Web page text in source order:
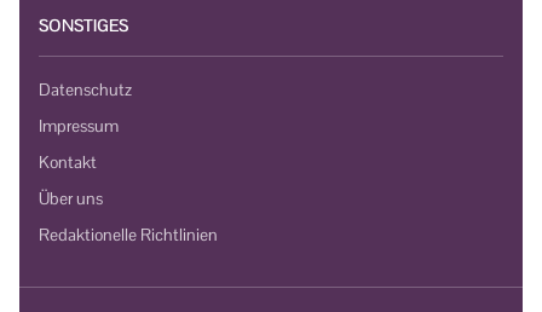
SONSTIGES
Datenschutz
Impressum
Kontakt
Über uns
Redaktionelle Richtlinien